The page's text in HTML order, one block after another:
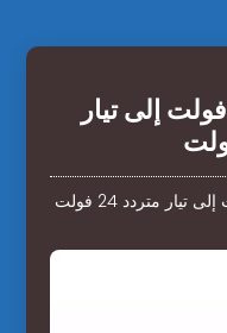
محول تيار مستمر 12 فولت إلى تيار